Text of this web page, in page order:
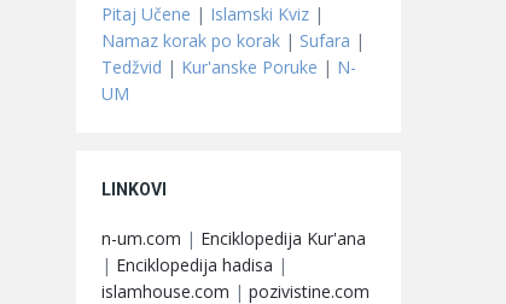
Pitaj Učene | Islamski Kviz |
Namaz korak po korak | Sufara |
Tedžvid | Kur'anske Poruke | N-
UM
LINKOVI
n-um.com | Enciklopedija Kur'ana
| Enciklopedija hadisa |
islamhouse.com | pozivistine.com